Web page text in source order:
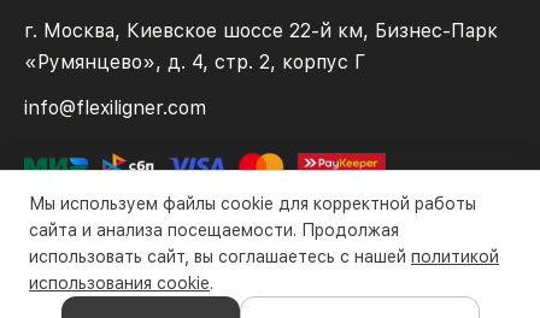
г. Москва, Киевское шоссе 22-й км, Бизнес-Парк
«Румянцево», д. 4, стр. 2, корпус Г
info@flexiligner.com
Политика конфиденциальности Файлы cookie Правила оплаты
Мы используем файлы cookie для корректной работы
сайта и анализа посещаемости. Продолжая
использовать сайт, вы соглашаетесь с нашей политикой
использования cookie.